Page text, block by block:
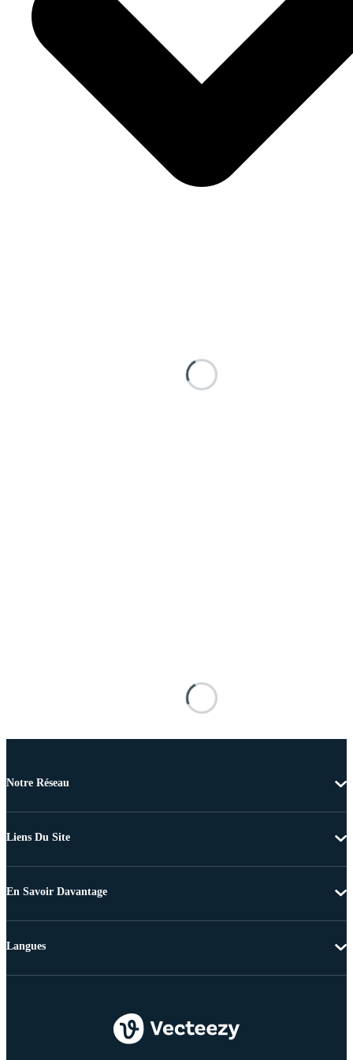
Notre Réseau
Liens Du Site
En Savoir Davantage
Langues